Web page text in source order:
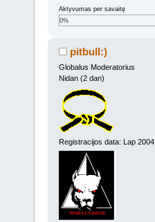
Aktyvumas per savaitę
0%
pitbull:)
Globalus Moderatorius
Nidan (2 dan)
Registracijos data: Lap 2004